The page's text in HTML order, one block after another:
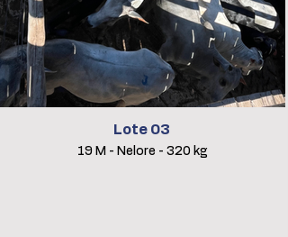
Lote 03
19 M - Nelore - 320 kg